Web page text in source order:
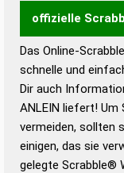
offizielle
Wortwurzel
Wortanalyse-
Wortbedeutung,
Gültigkeit eines
bestimmen!
Wörterbücher
Das Online-
schnelle und
Dir auch
ANLEIN liefert! Um
vermeiden, sollten
einigen, das sie
gelegte Scrabble®